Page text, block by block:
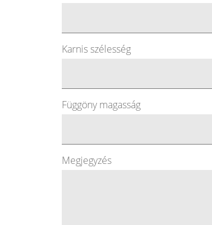
Karnis szélesség
Függöny magasság
Megjegyzés